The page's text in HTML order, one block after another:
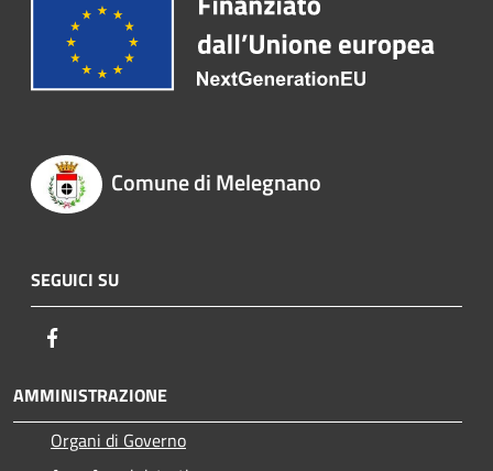
Comune di Melegnano
SEGUICI SU
AMMINISTRAZIONE
Organi di Governo